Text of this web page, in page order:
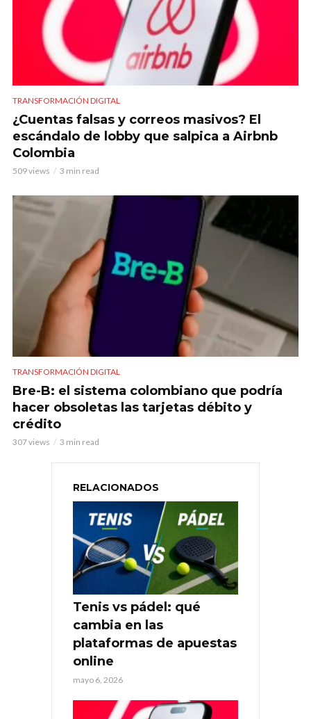
TRANSFORMACIÓN DIGITAL
¿Cuentas falsas y correos masivos? El
escándalo de lobby que salpica a Airbnb
Colombia
509 views 3 min read
TRANSFORMACIÓN DIGITAL
Bre-B: el sistema colombiano que podría
hacer obsoletas las tarjetas débito y
crédito
307 views 3 min read
RELACIONADOS
Tenis vs pádel: qué
cambia en las
plataformas de apuestas
online
mayo 6, 2026